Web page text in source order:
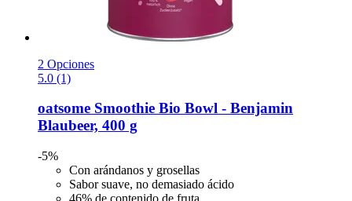
2 Opciones
5.0 (1)
oatsome Smoothie Bio Bowl -​ Benjamin
Blaubeer, 400 g
-5%
Con arándanos y grosellas
Sabor suave, no demasiado ácido
46% de contenido de fruta